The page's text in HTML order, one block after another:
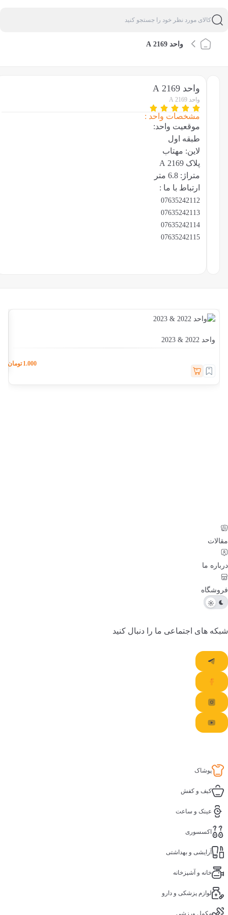
واحد 2169 A
واحد 2169 A
واحد 2169 A
مشخصات واحد :
موقعیت واحد:
طبقه اول
لاین: مهتاب
پلاک 2169 A
متراژ: 6.8 متر
ارتباط با ما :
07635242112
07635242113
07635242114
07635242115
واحد 2022 & 2023
1.000
ما
های اجتماعی ما را دنبال کنید
پوشاک
کیف و کفش
عینک و ساعت
اکسسوری
آرایشی و بهداشتی
خانه و آشپزخانه
لوازم پزشکی و دارو
مکمل ورزشی